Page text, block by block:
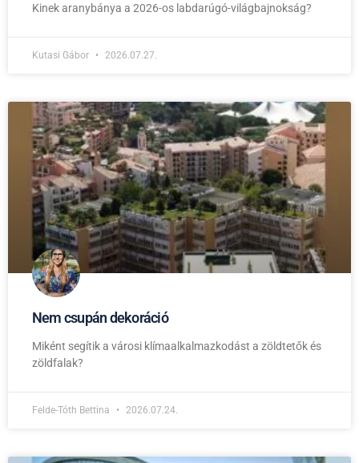
Kinek aranybánya a 2026-os labdarúgó-világbajnokság?
Kutasi Gábor 2026.07.27.
Nem csupán dekoráció
Miként segítik a városi klímaalkalmazkodást a zöldtetők és
zöldfalak?
Felde-Tóth Bettina 2026.07.24.